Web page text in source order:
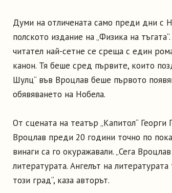
Думи на отличената само преди дни с
полското издание на „Физика на
читател най-сетне се среща с един
канон. Тя беше сред първите, които
Шулц“ във Вроцлав беше първото
обявяването на Нобела.
От сцената на театър „Капитол“
Вроцлав преди 20 години точно по
винаги са го окуражавали. „Сега
литературата. Ангелът на
този град“, каза авторът.